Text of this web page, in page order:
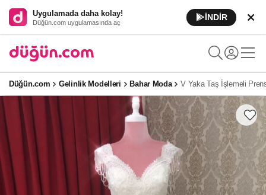
Uygulamada daha kolay!
Düğün.com uygulamasında aç
İNDİR
Düğün.com Gelinlik Modelleri Bahar Moda V Yaka Taş İşlemeli